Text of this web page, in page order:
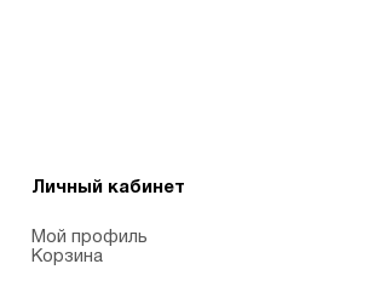
Личный кабинет
Мой профиль
Корзина